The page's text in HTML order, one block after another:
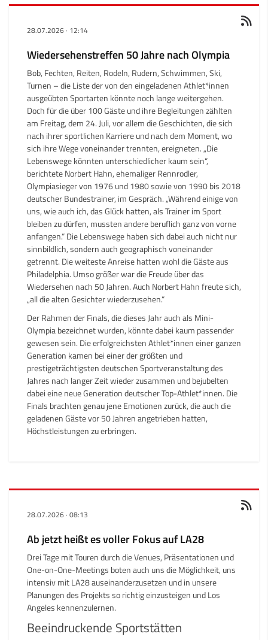
28.07.2026· 12:14
Wiedersehenstreffen 50 Jahre nach Olympia
Bob, Fechten, Reiten, Rodeln, Rudern, Schwimmen, Ski,
Turnen – die Liste der von den eingeladenen Athlet*innen
ausgeübten Sportarten könnte noch lange weitergehen.
Doch für die über 100 Gäste und ihre Begleitungen zählten
am Freitag, dem 24. Juli, vor allem die Geschichten, die sich
nach ihrer sportlichen Karriere und nach dem Moment, wo
sich ihre Wege voneinander trennten, ereigneten. „Die
Lebenswege könnten unterschiedlicher kaum sein“,
berichtete Norbert Hahn, ehemaliger Rennrodler,
Olympiasieger von 1976 und 1980 sowie von 1990 bis 2018
deutscher Bundestrainer, im Gespräch. „Während einige von
uns, wie auch ich, das Glück hatten, als Trainer im Sport
bleiben zu dürfen, mussten andere beruflich ganz von vorne
anfangen.“ Die Lebenswege haben sich dabei auch nicht nur
sinnbildlich, sondern auch geographisch voneinander
getrennt. Die weiteste Anreise hatten wohl die Gäste aus
Philadelphia. Umso größer war die Freude über das
Wiedersehen nach 50 Jahren. Auch Norbert Hahn freute sich,
„all die alten Gesichter wiederzusehen.“
Der Rahmen der Finals, die dieses Jahr auch als Mini-
Olympia bezeichnet wurden, könnte dabei kaum passender
gewesen sein. Die erfolgreichsten Athlet*innen einer ganzen
Generation kamen bei einer der größten und
prestigeträchtigsten deutschen Sportveranstaltung des
Jahres nach langer Zeit wieder zusammen und bejubelten
dabei eine neue Generation deutscher Top-Athlet*innen. Die
Finals brachten genau jene Emotionen zurück, die auch die
geladenen Gäste vor 50 Jahren angetrieben hatten,
Höchstleistungen zu erbringen.
28.07.2026· 08:13
Ab jetzt heißt es voller Fokus auf LA28
Drei Tage mit Touren durch die Venues, Präsentationen und
One-on-One-Meetings boten auch uns die Möglichkeit, uns
intensiv mit LA28 auseinanderzusetzen und in unsere
Planungen des Projekts so richtig einzusteigen und Los
Angeles kennenzulernen.
Beeindruckende Sportstätten